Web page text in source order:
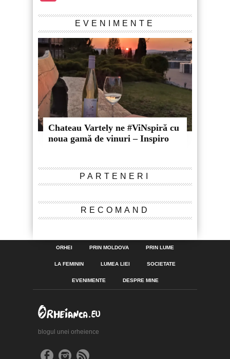
EVENIMENTE
Chateau Vartely ne #ViNspiră cu
noua gamă de vinuri – Inspiro
PARTENERI
RECOMAND
ORHEI PRIN MOLDOVA PRIN LUME
LA FEMININ LUMEA LIEI SOCIETATE
EVENIMENTE DESPRE MINE
blogul unei orheience